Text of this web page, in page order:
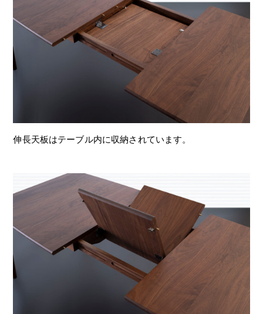
伸長天板はテーブル内に収納されています。